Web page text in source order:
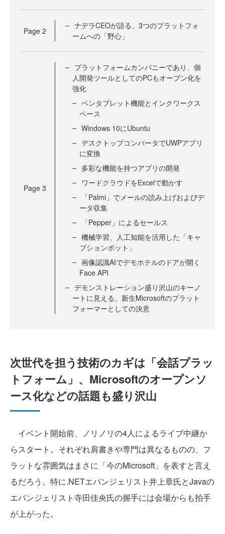
Page 2
ナデラCEOが語る、3つのプラットフォ
ームへの「野心」
Page 3
プラットフォームカンパニーであり、個
人開発ツールとしてのPCもオープン化を
強化
ペンタブレット機能とインクワークス
ペース
Windows 10にUbuntu
デスクトップコンバータでUWPアプリ
に変換
多彩な機能を持つアプリの開発
ワードクラウドをExcelで動かす
「Palmi」でメールの読み上げおよびデ
ータ収集
「Pepper」によるセールス
機械学習、人工知能を活用した「キャ
プションボット」
画像認識AIでデモホテルのドアが開く
Face API
デモンストレーション盛り沢山のキーノ
ートに見える、新生Microsoftのプラット
フォーマーとしての決意
次世代を担う技術のカギは「会話プラッ
トフォーム」、Microsoftのオープンソ
ース化などの話題も盛り沢山
イベント開始前、ノリノリの4人によるライブ中継か
らスタート。それぞれ肩書きや専門は異なるものの、フ
ラットな雰囲気はまさに「今のMicrosoft」を表すと言え
るだろう。特に.NETエバンジェリスト井上章氏とJavaの
エバンジェリスト寺田佳央氏の握手には会場からも拍手
が上がった。